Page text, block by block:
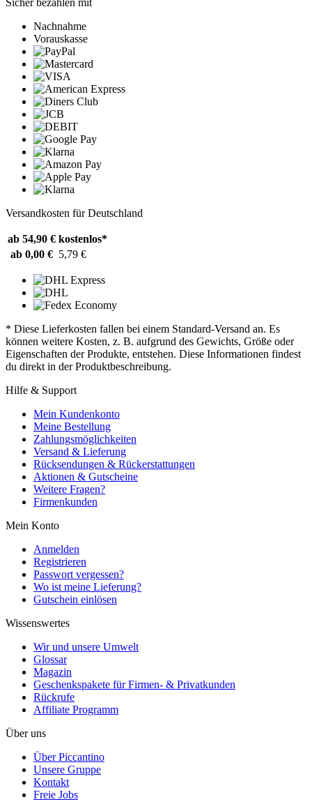
Nachnahme
Vorauskasse
Versandkosten für Deutschland
ab 54,90 € kostenlos*
ab 0,00 € 5,79 €
* Diese Lieferkosten fallen bei einem Standard-Versand an. Es
können weitere Kosten, z. B. aufgrund des Gewichts, Größe oder
Eigenschaften der Produkte, entstehen. Diese Informationen findest
du direkt in der Produktbeschreibung.
Hilfe & Support
Mein Kundenkonto
Meine Bestellung
Zahlungsmöglichkeiten
Versand & Lieferung
Rücksendungen & Rückerstattungen
Aktionen & Gutscheine
Weitere Fragen?
Firmenkunden
Mein Konto
Anmelden
Registrieren
Passwort vergessen?
Wo ist meine Lieferung?
Gutschein einlösen
Wissenswertes
Wir und unsere Umwelt
Glossar
Magazin
Geschenkspakete für Firmen- & Privatkunden
Rückrufe
Affiliate Programm
Über uns
Über Piccantino
Unsere Gruppe
Kontakt
Freie Jobs